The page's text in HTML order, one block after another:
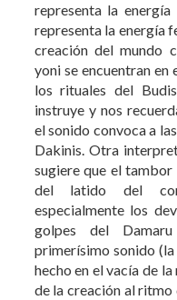
representa la
representa la energía
creación del mundo
yoni se encuentran en
los rituales del
instruye y nos
el sonido convoca a
Dakinis. Otra
sugiere que el
del latido del
especialmente los
golpes del
primerísimo sonido
hecho en el vacía de
de la creación al